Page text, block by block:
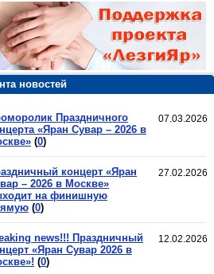
новостей
07.03.2026
Праздничного
«Яран Сувар – 2026 в
(0)
27.02.2026
концерт «Яран
– 2026 в Москве»
на финишную
(0)
12.02.2026
news!!! Праздничный
«Яран Сувар 2026 в
(0)